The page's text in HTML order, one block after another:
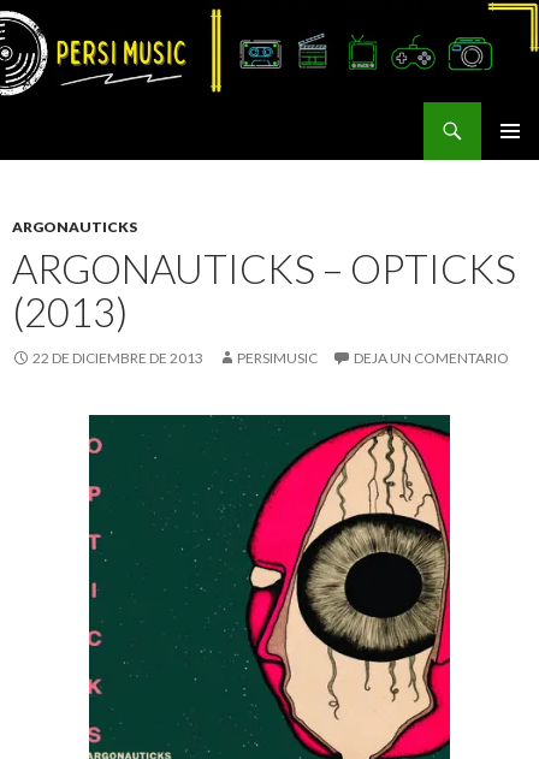
ARGONAUTICKS
ARGONAUTICKS – OPTICKS
(2013)
22 DE DICIEMBRE DE 2013 PERSIMUSIC DEJA UN COMENTARIO